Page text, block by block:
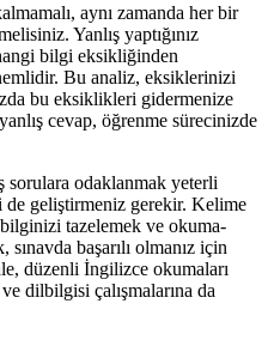
aynı zamanda her bir
Yanlış yaptığınız
bilgi eksikliğinden
Bu analiz, eksiklerinizi
bu eksiklikleri gidermenize
cevap, öğrenme sürecinizde
sorulara odaklanmak yeterli
geliştirmeniz gerekir. Kelime
bilginizi tazelemek ve okuma-
başarılı olmanız için
düzenli İngilizce okumaları
dilbilgisi çalışmalarına da